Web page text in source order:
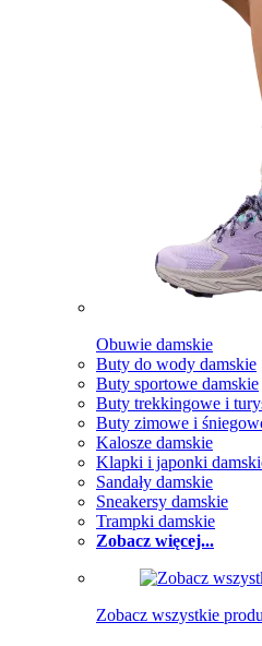
Obuwie damskie
Buty do wody damskie
Buty sportowe damskie
Buty trekkingowe i
Buty zimowe i
Kalosze damskie
Klapki i japonki
Sandały damskie
Sneakersy damskie
Trampki damskie
Zobacz więcej...
Zobacz wszystkie